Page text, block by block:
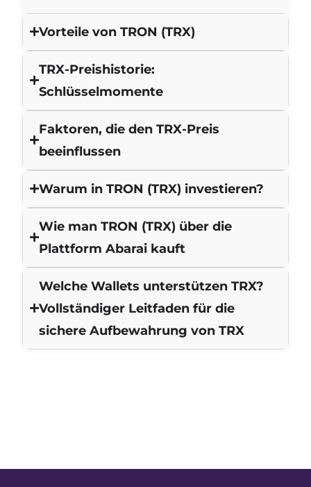
Vorteile von TRON (TRX)
TRX-Preishistorie:
Schlüsselmomente
Faktoren, die den TRX-Preis
beeinflussen
Warum in TRON (TRX) investieren?
Wie man TRON (TRX) über die
Plattform Abarai kauft
Welche Wallets unterstützen TRX?
Vollständiger Leitfaden für die
sichere Aufbewahrung von TRX